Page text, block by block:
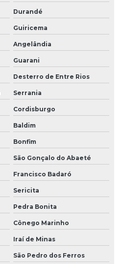
Durandé
Guiricema
Angelândia
Guarani
Desterro de Entre Rios
Serrania
Cordisburgo
Baldim
Bonfim
São Gonçalo do Abaeté
Francisco Badaró
Sericita
Pedra Bonita
Cônego Marinho
Iraí de Minas
São Pedro dos Ferros